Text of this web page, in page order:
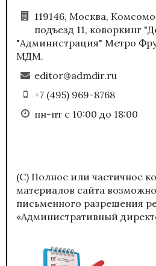
119146, Москва,
подъезд 11, коворкинг
"Администрация" Метро
МДМ.
editor@admdir.ru
+7 (495) 969-8768
пн-пт с 10:00 до 18:00
(С) Полное или частичное
материалов сайта
письменного разрешения
«Административный